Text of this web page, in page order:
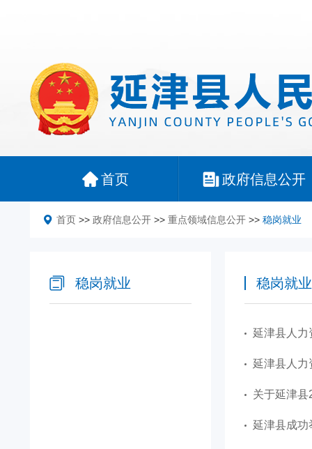
首页 政府信息公开
首页 >> 政府信息公开 >> 重点领域信息公开 >> 稳岗就业
稳岗就业 稳岗就业
延津县人力
延津县人力
关于延津
延津县成功